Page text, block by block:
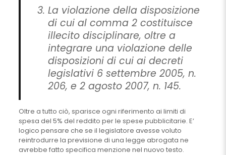
La violazione della disposizione
di cui al comma 2 costituisce
illecito disciplinare, oltre a
integrare una violazione delle
disposizioni di cui ai decreti
legislativi 6 settembre 2005, n.
206, e 2 agosto 2007, n. 145.
Oltre a tutto ciò, sparisce ogni riferimento ai limiti di
spesa del 5% del reddito per le spese pubblicitarie. E’
logico pensare che se il legislatore avesse voluto
reintrodurre la previsione di una legge abrogata ne
avrebbe fatto specifica menzione nel nuovo testo.